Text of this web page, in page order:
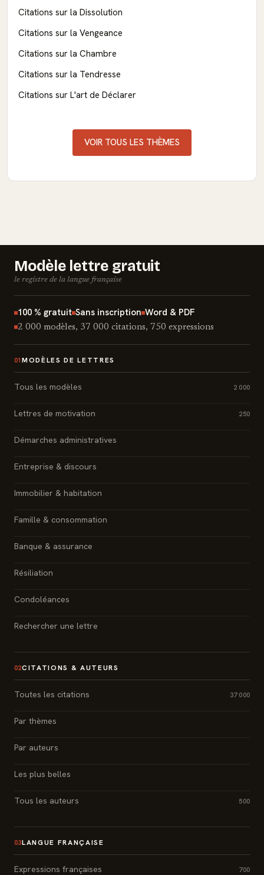
Citations sur la Dissolution
Citations sur la Vengeance
Citations sur la Chambre
Citations sur la Tendresse
Citations sur L'art de Déclarer
VOIR TOUS LES THÈMES
Modèle lettre gratuit
le registre de la langue française
100 % gratuit Sans inscription Word & PDF
2 000 modèles, 37 000 citations, 750 expressions
01 MODÈLES DE LETTRES
Tous les modèles 2 000
Lettres de motivation 250
Démarches administratives
Entreprise & discours
Immobilier & habitation
Famille & consommation
Banque & assurance
Résiliation
Condoléances
Rechercher une lettre
02CITATIONS & AUTEURS
Toutes les citations 37 000
Par thèmes
Par auteurs
Les plus belles
Tous les auteurs 500
03LANGUE FRANÇAISE
Expressions françaises 700